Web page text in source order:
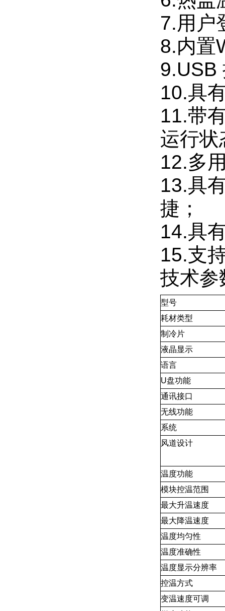
7.用户
8.内置
9.USB
10.具
11.带
运行状
12.多
13.具
捷；
14.具
15.支
技术参
型号
耗材类型
制冷片
液晶显示
语言
U盘功能
通讯接口
无线功能
系统
风道设计
温度功能
模块控温范围
最大升温速度
最大降温速度
温度均匀性
温度准确性
温度显示分辨率
控温方式
变温速度可调